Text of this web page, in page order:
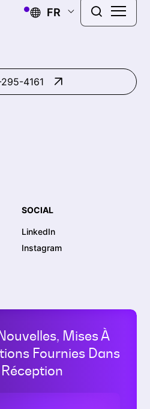
FR
4161
SOCIAL
LinkedIn
Instagram
Mises À
Fournies Dans